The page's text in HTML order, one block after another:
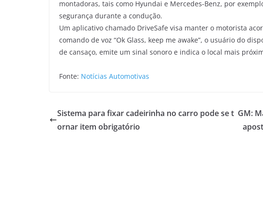
montadoras, tais como Hyundai e Mercedes-Benz, por
segurança durante a condução.
Um aplicativo chamado DriveSafe visa manter o motorista
comando de voz “Ok Glass, keep me awake”, o usuário do
de cansaço, emite um sinal sonoro e indica o local mais
Fonte: Notícias Automotivas
Sistema para fixar cadeirinha no carro pode se t
ornar item obrigatório
GM: